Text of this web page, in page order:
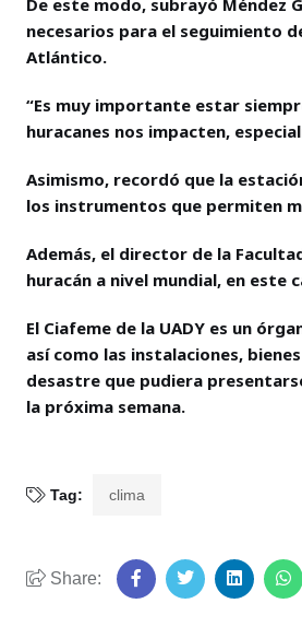
necesarios para el seguimiento
Atlántico.
“Es muy importante estar
huracanes nos impacten,
Asimismo, recordó que la
los instrumentos que permiten
Además, el director de la
huracán a nivel mundial, en este
El Ciafeme de la UADY es un
así como las instalaciones,
desastre que pudiera
la próxima semana.
Tag: clima
Share: